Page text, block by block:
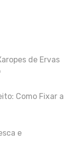
de Ervas
Como Fixar a
e